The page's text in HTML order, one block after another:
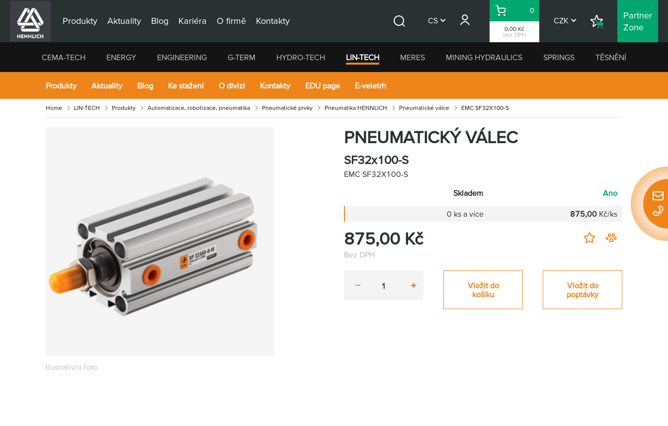
Produkty Aktuality Blog Kariéra O firmě Kontakty CS
0,00 Kč
bez DPH
Košík
0
CZK
Nákupní
Partner
Zone
CEMA-TECH ENERGY ENGINEERING G-TERM HYDRO-TECH LIN-TECH MERES MINING HYDRAULICS SPRINGS TĚSNĚNÍ
Produkty Aktuality Blog Ke stažení O divizi Kontakty EDU page E-veletrh
Home LIN-TECH Produkty Automatizace, robotizace, pneumatika Pneumatické prvky Pneumatika HENNLICH Pneumatické válce EMC SF32X100-S
Ilustrativní foto
PNEUMATICKÝ VÁLEC
SF32x100-S
EMC SF32X100-S
Skladem Ano
0 ks a více 875,00 Kč/ks
875,00 Kč
Bez DPH
plus
Vložit do
košíku
Vložit do
poptávky